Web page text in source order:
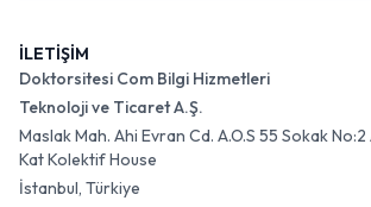
İLETİŞİM
Doktorsitesi Com Bilgi Hizmetleri
Teknoloji ve Ticaret A.Ş.
Maslak Mah. Ahi Evran Cd. A.O.S 55 Sokak
Kat Kolektif House
İstanbul, Türkiye